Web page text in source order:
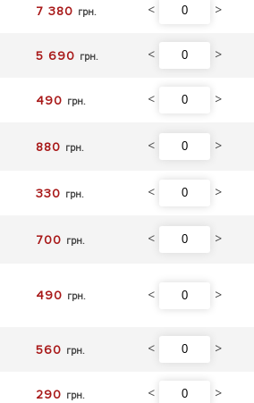
7 380 грн. < >
5 690 грн. < >
490 грн. < >
880 грн. < >
330 грн. < >
700 грн. < >
490 грн. < >
560 грн. < >
290 грн. < >